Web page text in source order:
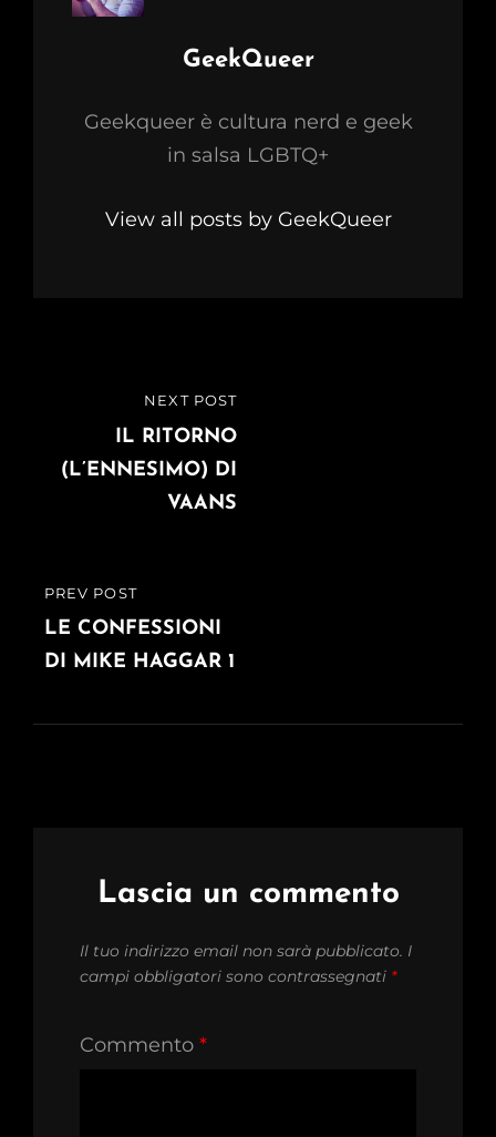
Author:
GeekQueer
Geekqueer è cultura nerd e geek
in salsa LGBTQ+
View all posts by GeekQueer
Navigazione
articoli
PREVIOUS
POST
PREV POST
LE CONFESSIONI
DI MIKE HAGGAR 1
NEXT POST
IL RITORNO
(L’ENNESIMO) DI
VAANS
Lascia un commento
Il tuo indirizzo email non sarà pubblicato. I
campi obbligatori sono contrassegnati *
Commento *